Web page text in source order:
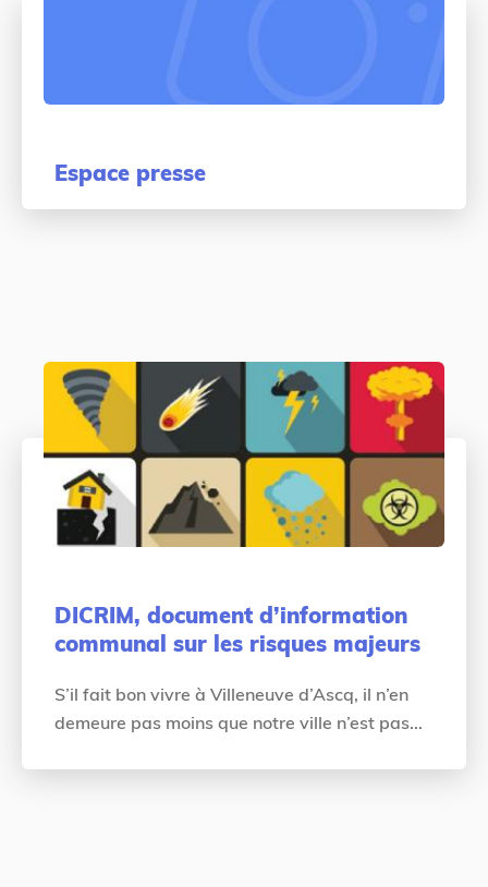
Espace presse
DICRIM, document d’information
communal sur les risques majeurs
S’il fait bon vivre à Villeneuve d’Ascq, il n’en
demeure pas moins que notre ville n’est pas...